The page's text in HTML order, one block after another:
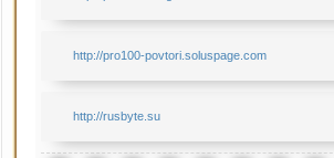
http://pro100-povtori.soluspage.com
http://rusbyte.su